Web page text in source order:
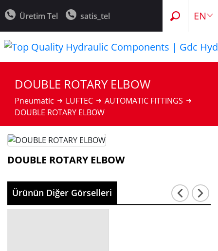
Üretim Tel satis_tel EN
TR
DOUBLE ROTARY ELBOW
Pneumatic LUFTEC
AUTOMATIC FITTINGS
DOUBLE ROTARY ELBOW
DOUBLE ROTARY ELBOW
Ürünün Diğer Görselleri